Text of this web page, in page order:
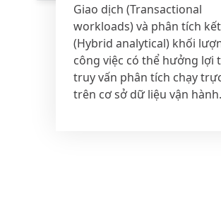
Giao dịch (Transactional
workloads) và phân tích
(Hybrid analytical) khối
công việc có thể hưởng lợi
truy vấn phân tích chạy
trên cơ sở dữ liệu vận hành.